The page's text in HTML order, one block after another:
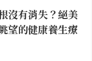
沒有消失？絕美
望的健康養生療